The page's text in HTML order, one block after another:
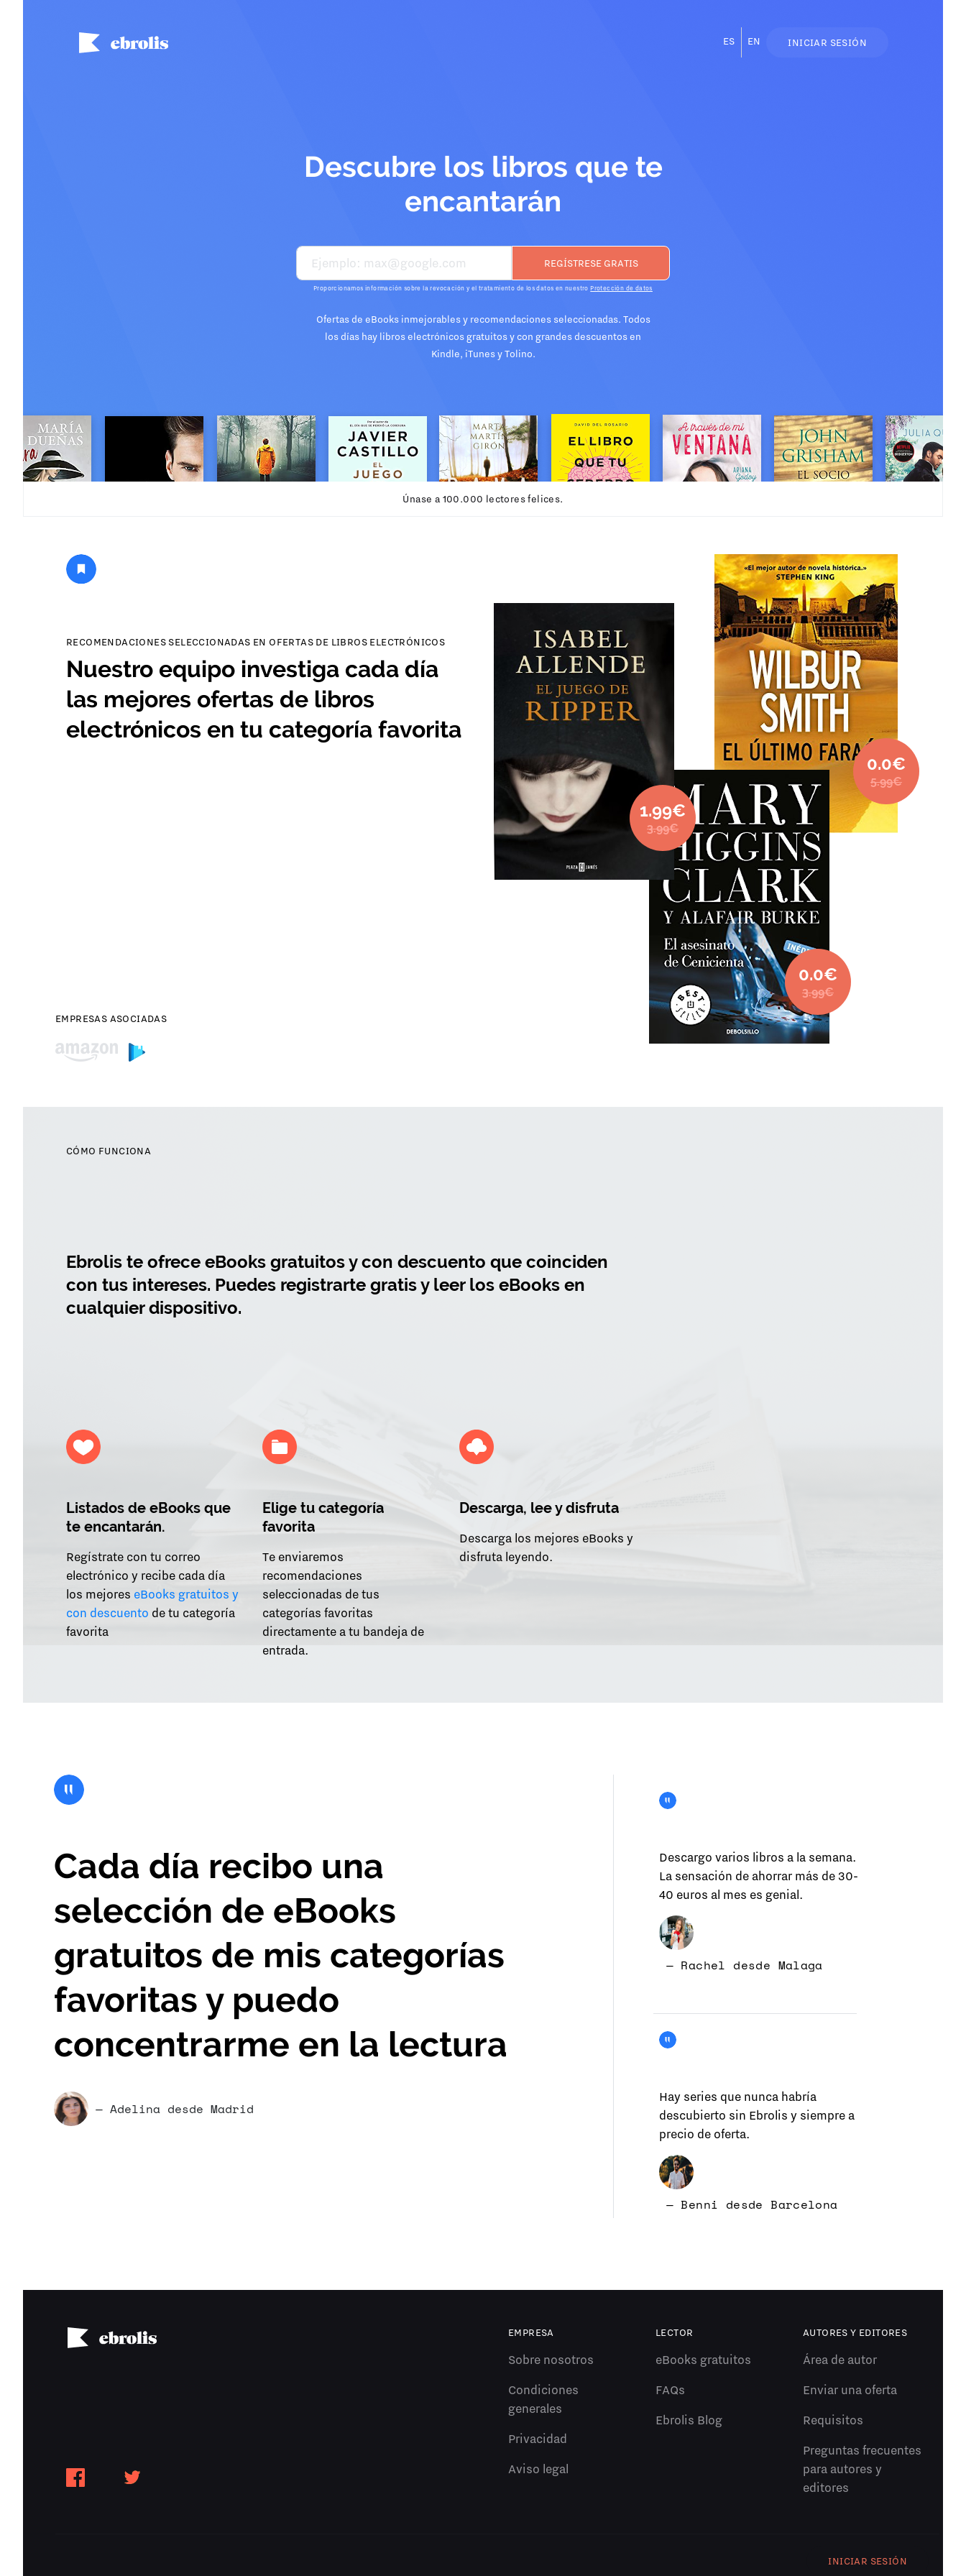
ES EN INICIAR SESIÓN
Descubre los libros que te
encantarán
Proporcionamos información sobre la revocación y el tratamiento de los datos en nuestro Protección de datos
Ofertas de eBooks inmejorables y recomendaciones seleccionadas. Todos
los días hay libros electrónicos gratuitos y con grandes descuentos en
Kindle, iTunes y Tolino.
Únase a 100.000 lectores felices.
RECOMENDACIONES SELECCIONADAS EN OFERTAS DE LIBROS ELECTRÓNICOS
Nuestro equipo investiga cada día
las mejores ofertas de libros
electrónicos en tu categoría favorita
EMPRESAS ASOCIADAS
1.99€
3.99€
0.0€
5.99€
0.0€
3.99€
CÓMO FUNCIONA
Ebrolis te ofrece eBooks gratuitos y con descuento que coinciden
con tus intereses. Puedes registrarte gratis y leer los eBooks en
cualquier dispositivo.
Listados de eBooks que
te encantarán.
Regístrate con tu correo
electrónico y recibe cada día
los mejores eBooks gratuitos y
con descuento de tu categoría
favorita
Elige tu categoría
favorita
Te enviaremos
recomendaciones
seleccionadas de tus
categorías favoritas
directamente a tu bandeja de
entrada.
Descarga, lee y disfruta
Descarga los mejores eBooks y
disfruta leyendo.
Cada día recibo una
selección de eBooks
gratuitos de mis categorías
favoritas y puedo
concentrarme en la lectura
— Adelina desde Madrid
Descargo varios libros a la semana.
La sensación de ahorrar más de 30-
40 euros al mes es genial.
— Rachel desde Malaga
Hay series que nunca habría
descubierto sin Ebrolis y siempre a
precio de oferta.
— Benni desde Barcelona
EMPRESA
Sobre nosotros
Condiciones
generales
Privacidad
Aviso legal
LECTOR
eBooks gratuitos
FAQs
Ebrolis Blog
AUTORES Y EDITORES
Área de autor
Enviar una oferta
Requisitos
Preguntas frecuentes
para autores y
editores
INICIAR SESIÓN